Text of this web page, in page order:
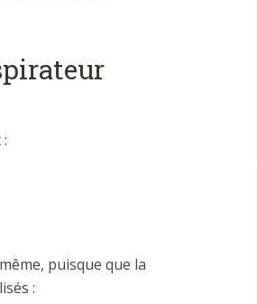
puisque que la
: